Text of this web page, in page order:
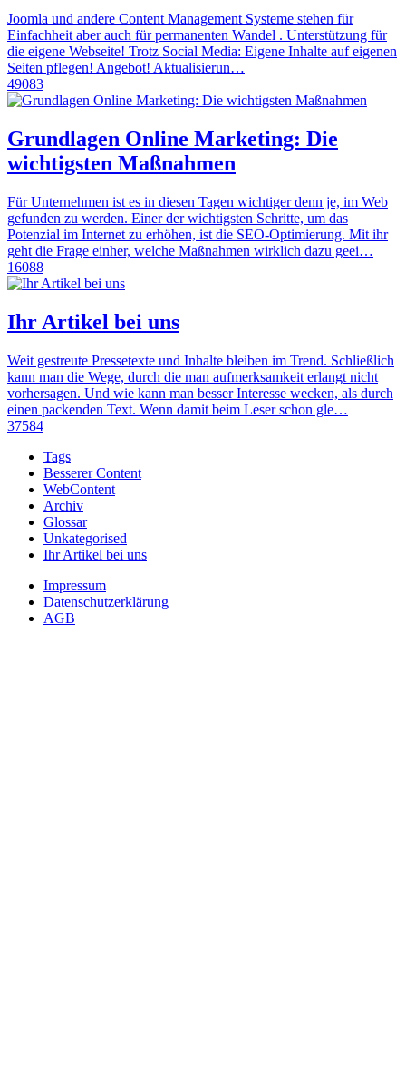
Joomla und andere Content Management Systeme stehen für
Einfachheit aber auch für permanenten Wandel . Unterstützung für
die eigene Webseite! Trotz Social Media: Eigene Inhalte auf eigenen
Seiten pflegen! Angebot! Aktualisierun…
49083
Grundlagen Online Marketing: Die
wichtigsten Maßnahmen
Für Unternehmen ist es in diesen Tagen wichtiger denn je, im Web
gefunden zu werden. Einer der wichtigsten Schritte, um das
Potenzial im Internet zu erhöhen, ist die SEO-Optimierung. Mit ihr
geht die Frage einher, welche Maßnahmen wirklich dazu geei…
16088
Ihr Artikel bei uns
Weit gestreute Pressetexte und Inhalte bleiben im Trend. Schließlich
kann man die Wege, durch die man aufmerksamkeit erlangt nicht
vorhersagen. Und wie kann man besser Interesse wecken, als durch
einen packenden Text. Wenn damit beim Leser schon gle…
37584
Tags
Besserer Content
WebContent
Archiv
Glossar
Unkategorised
Ihr Artikel bei uns
Impressum
Datenschutzerklärung
AGB